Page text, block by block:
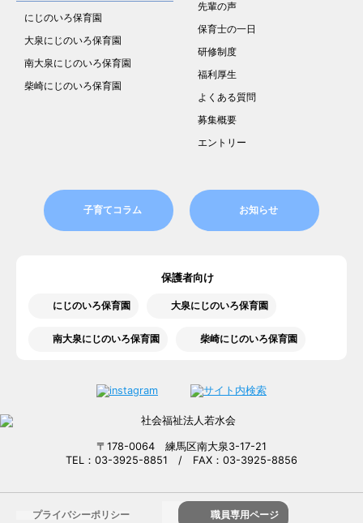
にじのいろ保育園
大泉にじのいろ保育園
南大泉にじのいろ保育園
柴崎にじのいろ保育園
先輩の声
保育士の一日
研修制度
福利厚生
よくある質問
募集概要
エントリー
子育てコラム お知らせ
保護者向け
にじのいろ保育園 大泉にじのいろ保育園
南大泉にじのいろ保育園 柴崎にじのいろ保育園
〒178-0064 練馬区南大泉3-17-21
TEL：03-3925-8851 / FAX：03-3925-8856
プライバシーポリシー 職員専用ページ